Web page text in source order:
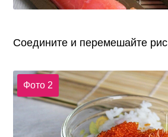
Соедините и перемешайте рис
Фото 2